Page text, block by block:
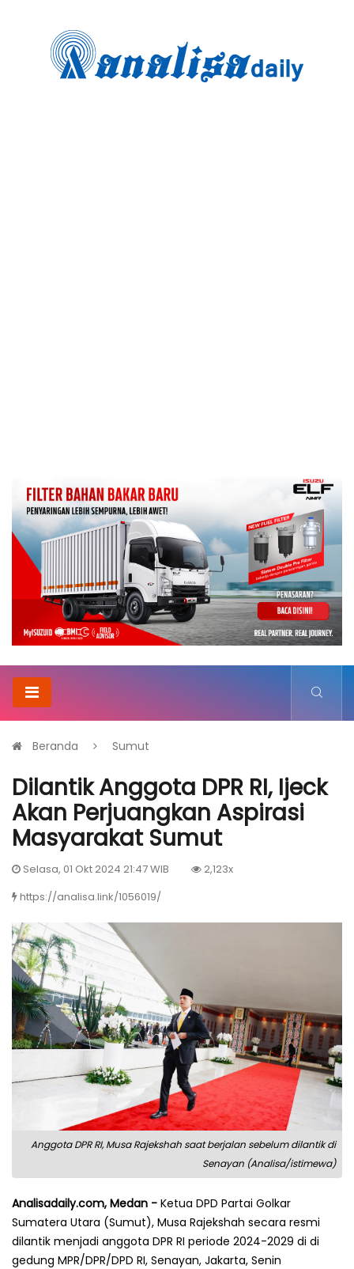
Beranda Sumut
Dilantik Anggota DPR RI, Ijeck
Akan Perjuangkan Aspirasi
Masyarakat Sumut
Selasa, 01 Okt 2024 21:47 WIB
2,123x
https://analisa.link/1056019/
Anggota DPR RI, Musa Rajekshah saat berjalan sebelum dilantik di
Senayan (Analisa/istimewa)
Analisadaily.com, Medan - Ketua DPD Partai Golkar
Sumatera Utara (Sumut), Musa Rajekshah secara resmi
dilantik menjadi anggota DPR RI periode 2024-2029 di di
gedung MPR/DPR/DPD RI, Senayan, Jakarta, Senin